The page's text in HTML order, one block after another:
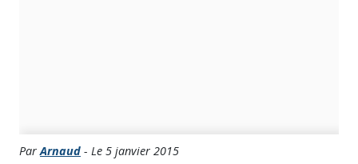
ParArnaud - Le 5 janvier 2015